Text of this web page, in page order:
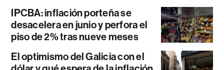
IPCBA: inflación porteña se
desacelera en junio y perfora el
piso de 2% tras nueve meses
El optimismo del Galicia con el